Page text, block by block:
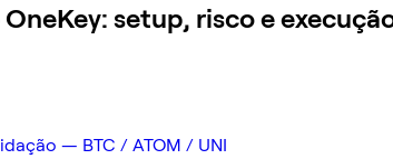
setup, risco e
— BTC / ATOM / UNI